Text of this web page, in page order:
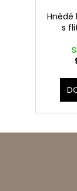
Hnědé
s